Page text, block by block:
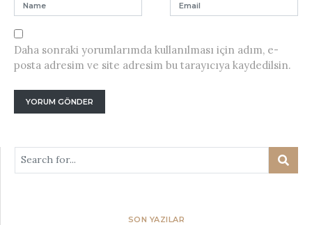
Daha sonraki yorumlarımda kullanılması için adım, e-
posta adresim ve site adresim bu tarayıcıya kaydedilsin.
SON YAZILAR